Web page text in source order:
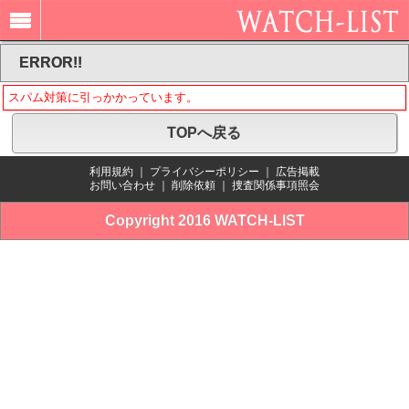
ERROR!!
スパム対策に引っかかっています。
TOPへ戻る
利用規約 プライバシーポリシー
広告掲載
お問い合わせ
削除依頼 捜査関係事項照会
Copyright 2016 WATCH-LIST